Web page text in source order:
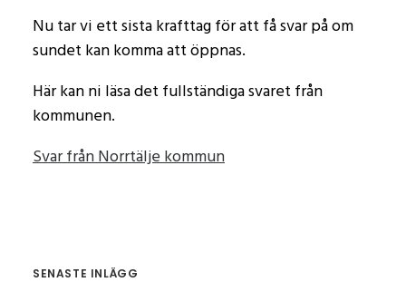
Nu tar vi ett sista krafttag för att få svar på om
sundet kan komma att öppnas.
Här kan ni läsa det fullständiga svaret från
kommunen.
Svar från Norrtälje kommun
SENASTE INLÄGG